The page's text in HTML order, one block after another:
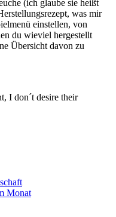
(ich glaube sie heißt
was mir
einstellen, von
du wieviel hergestellt
Übersicht davon zu
I don´t desire their